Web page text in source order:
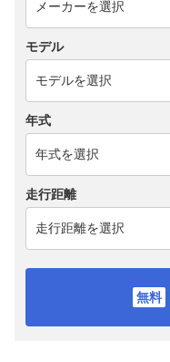
モデル
年式
走行距離